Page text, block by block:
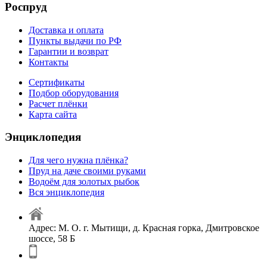
Роспруд
Доставка и оплата
Пункты выдачи по РФ
Гарантии и возврат
Контакты
Сертификаты
Подбор оборудования
Расчет плёнки
Карта сайта
Энциклопедия
Для чего нужна плёнка?
Пруд на даче своими руками
Водоём для золотых рыбок
Вся энциклопедия
Адрес: М. О. г. Мытищи, д. Красная горка, Дмитровское
шоссе, 58 Б